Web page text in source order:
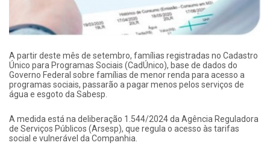
A partir deste mês de setembro, famílias registradas no Cadastro
Único para Programas Sociais (CadÚnico), base de dados do
Governo Federal sobre famílias de menor renda para acesso a
programas sociais, passarão a pagar menos pelos serviços de
água e esgoto da Sabesp.
A medida está na deliberação 1.544/2024 da Agência Reguladora
de Serviços Públicos (Arsesp), que regula o acesso às tarifas
social e vulnerável da Companhia.